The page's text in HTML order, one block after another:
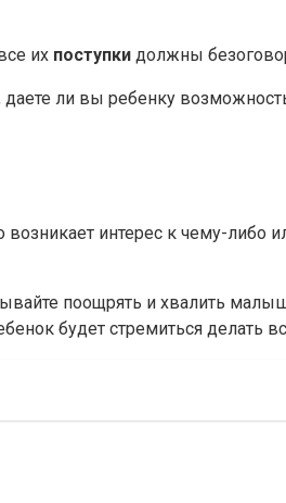
их поступки должны
ли вы ребенку
интерес к чему-либо
поощрять и хвалить
будет стремиться делать